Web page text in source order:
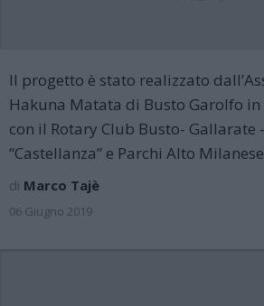
Il progetto è stato realizzato
Hakuna Matata di Busto Garolfo
con il Rotary Club Busto- Gallarate
“Castellanza” e Parchi Alto Milanese
di Marco Tajè
06 Giugno 2019